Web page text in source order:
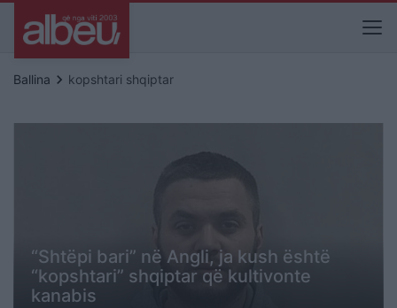
Ballina keyboard_arrow_right kopshtari shqiptar
“Shtëpi bari” në Angli, ja kush është
“kopshtari” shqiptar që kultivonte
kanabis